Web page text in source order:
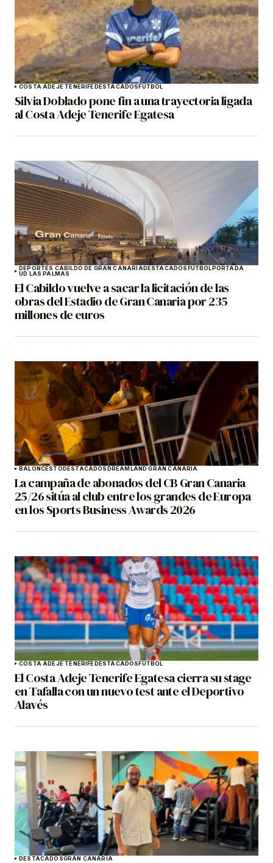
COSTA ADEJE TENERIFEDESTACADOSFÚTBOL
Silvia Doblado pone fin a una trayectoria ligada
al Costa Adeje Tenerife Egatesa
DEPORTES CABILDO DE GRAN CANARIADESTACADOSFÚTBOLPORTADA
UD LAS PALMAS
El Cabildo vuelve a sacar la licitación de las
obras del Estadio de Gran Canaria por 235
millones de euros
BALONCESTODESTACADOSDREAMLAND GRAN CANARIA
La campaña de abonados del CB Gran Canaria
25/26 sitúa al club entre los grandes de Europa
en los Sports Business Awards 2026
COSTA ADEJE TENERIFEDESTACADOSFÚTBOL
El Costa Adeje Tenerife Egatesa cierra su stage
en Tafalla con un nuevo test ante el Deportivo
Alavés
DESTACADOSGRAN CANARIA